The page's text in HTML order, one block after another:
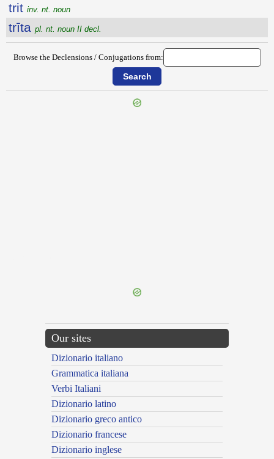
trit inv. nt. noun
trīta pl. nt. noun II decl.
Browse the Declensions / Conjugations from:
Our sites
Dizionario italiano
Grammatica italiana
Verbi Italiani
Dizionario latino
Dizionario greco antico
Dizionario francese
Dizionario inglese